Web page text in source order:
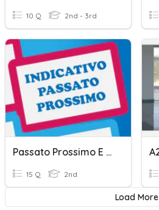
10 Q 2nd - 3rd
Passato Prossimo E Participio Passato Verbi Regolari
15 Q 2nd
Load More